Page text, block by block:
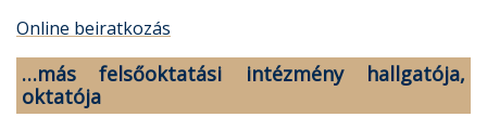
Online beiratkozás
…más felsőoktatási intézmény hallgatója,
oktatója